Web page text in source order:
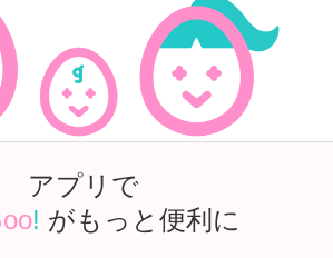
アプリで
! がもっと便利に